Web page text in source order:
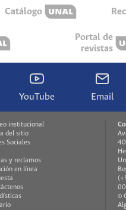
Catálogo
Portal de
revistas
YouTube Email
institucional
del sitio
Sociales
y reclamos
en línea
©